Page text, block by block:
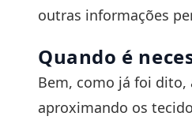
outras informações
Quando é
Bem, como já foi dito,
aproximando os